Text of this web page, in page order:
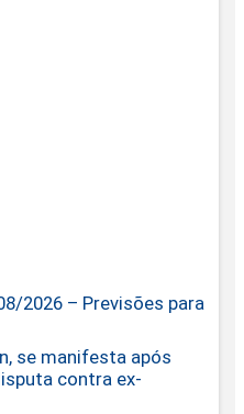
2026 – Previsões para
se manifesta após
contra ex-